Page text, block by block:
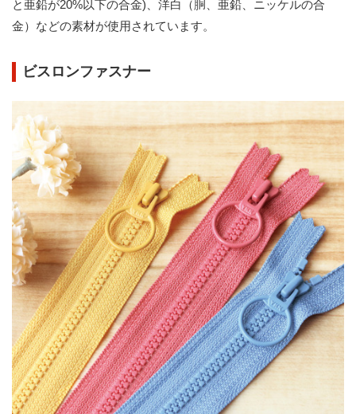
と亜鉛が20%以下の合金)、洋白（胴、亜鉛、ニッケルの合
金）などの素材が使用されています。
ビスロンファスナー